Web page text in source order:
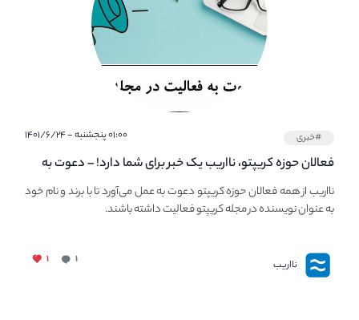
#خبری ۰۱:۰۰ پنجشنبه - ۱۴۰۱/۶/۲۴
فعالان حوزه کریپتو، نااریب یک خبر برای شما دارد! – دعوت به
فعالیت در مجله کریپتو
نااریب از همه فعالان حوزه کریپتو دعوت به عمل می‌آورد تا با برند و نام خود
به عنوان نویسنده در مجله کریپتو فعالیت داشته باشند.
نااریب ۱ ۱